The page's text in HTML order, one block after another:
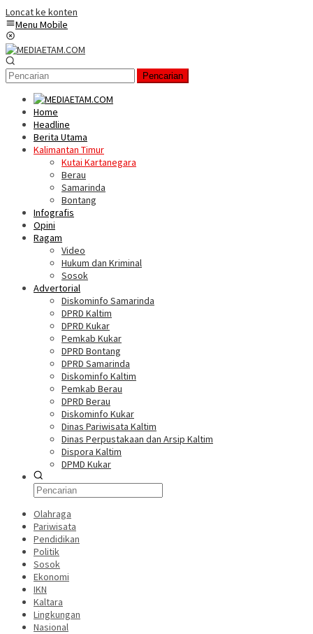
Loncat ke konten
Menu Mobile
Pencarian
Home
Headline
Berita Utama
Kalimantan Timur
Kutai Kartanegara
Berau
Samarinda
Bontang
Infografis
Opini
Ragam
Video
Hukum dan Kriminal
Sosok
Advertorial
Diskominfo Samarinda
DPRD Kaltim
DPRD Kukar
Pemkab Kukar
DPRD Bontang
DPRD Samarinda
Diskominfo Kaltim
Pemkab Berau
DPRD Berau
Diskominfo Kukar
Dinas Pariwisata Kaltim
Dinas Perpustakaan dan Arsip Kaltim
Dispora Kaltim
DPMD Kukar
Olahraga
Pariwisata
Pendidikan
Politik
Sosok
Ekonomi
IKN
Kaltara
Lingkungan
Nasional